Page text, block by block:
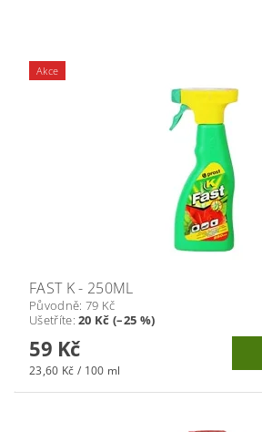
Akce
FAST K - 250ML
Původně: 79 Kč
Ušetříte:20 Kč (–25 %)
59 Kč
23,60 Kč / 100 ml